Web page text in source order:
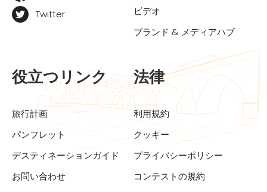
Twitter
ビデオ
ブランド & メディアハブ
役立つリンク
旅行計画
パンフレット
デスティネーションガイド
お問い合わせ
法律
利用規約
クッキー
プライバシーポリシー
コンテストの規約